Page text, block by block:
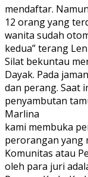
mendaftar.
12 orang yang
wanita sudah
kedua” terang
Silat bekuntau
Dayak. Pada
dan perang. Saat
penyambutan
Marlina
kami membuka
perorangan yang
Komunitas atau
oleh para juri